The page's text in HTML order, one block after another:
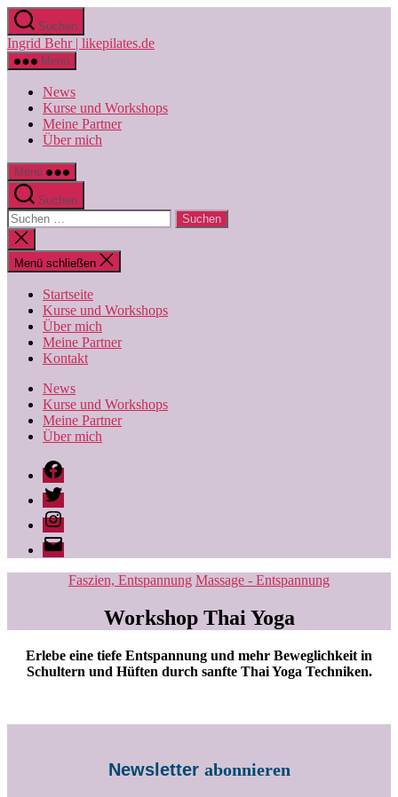
Zum
Inhalt
springen
Suchen
Ingrid Behr | likepilates.de
Menü
News
Kurse und Workshops
Meine Partner
Über mich
Menü
Suchen
Suchen
nach:
Suche
schließen
Menü schließen
Startseite
Kurse und Workshops
Über mich
Meine Partner
Kontakt
News
Kurse und Workshops
Meine Partner
Über mich
Facebook
Twitter
Instagram
Ingrid
Behr
|
likepilates
Kategorien
Faszien, Entspannung Massage - Entspannung
Workshop Thai Yoga
Erlebe eine tiefe Entspannung und mehr Beweglichkeit in
Schultern und Hüften durch sanfte Thai Yoga Techniken.
Newsletter abonnieren